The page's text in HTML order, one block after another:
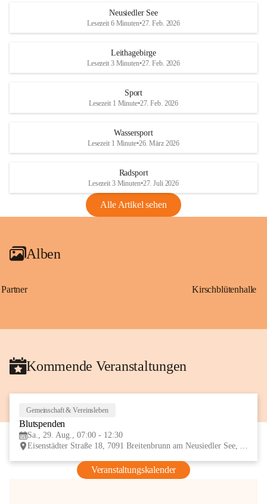
S
und den daraus folgenden wirtschaftlichen
Maßnahmen zur Bekämpfung
Rebe und der Amerikanischen
Anhang VBl. EU Nr. 18
1 Seite•1,4 MB
VBl. EU Nr. 18_2026
r
S
Neusiedler See
Lesezeit 6 Minuten•27. Feb. 2026
Leithagebirge
Lesezeit 3 Minuten•27. Feb. 2026
Sport
Lesezeit 1 Minute•27. Feb. 2026
Wassersport
Lesezeit 1 Minute•26. März 2026
Radsport
Lesezeit 3 Minuten•27. Juli 2026
Alle Artikel sehen
Alben
Partner Kirschblütenhalle
Kommende Veranstaltungen
Gemeinschaft & Vereinsleben
Blutspenden
Sa., 29. Aug., 07:00 - 12:30
Eisenstädter Straße 18, 7091 Breitenbrunn am Neusiedler See, AUT
Veranstaltungskalender